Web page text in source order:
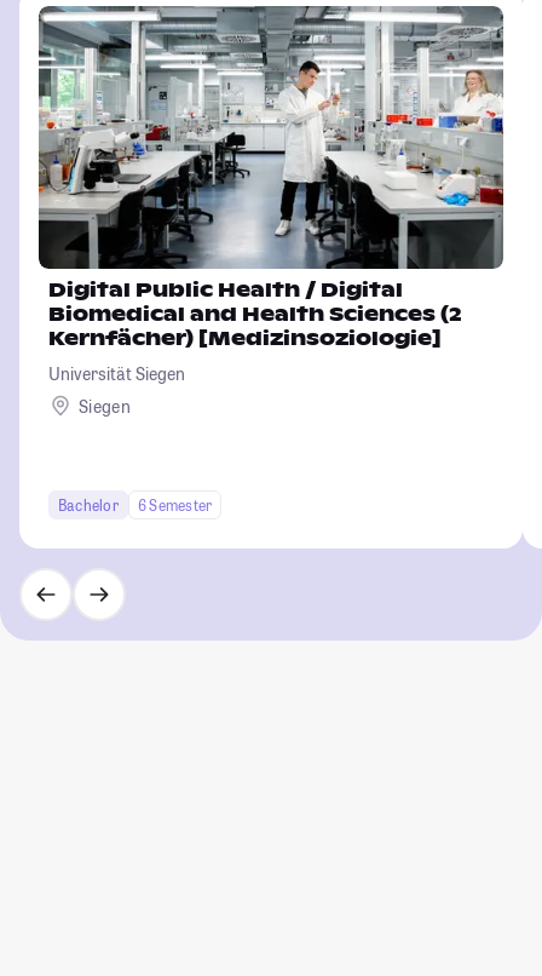
Digital Public Health / Digital
Biomedical and Health Sciences (2
Kernfächer) [Medizinsoziologie]
Universität Siegen
Siegen
Bachelor 6 Semester